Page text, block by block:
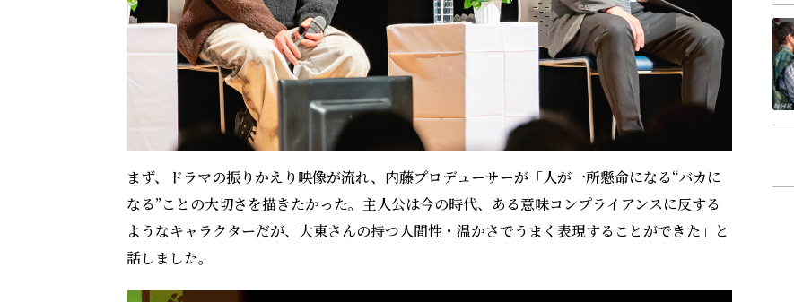
まず、ドラマの振りかえり映像が流れ、内藤プロデューサーが「人が一所懸命になる“バカに
なる”ことの大切さを描きたかった。主人公は今の時代、ある意味コンプライアンスに反する
ようなキャラクターだが、大東さんの持つ人間性・温かさでうまく表現することができた」と
話しました。